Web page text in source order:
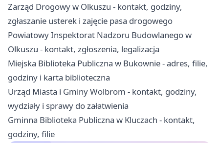
Zarząd Drogowy w Olkuszu - kontakt, godziny,
zgłaszanie usterek i zajęcie pasa drogowego
Powiatowy Inspektorat Nadzoru Budowlanego w
Olkuszu - kontakt, zgłoszenia, legalizacja
Miejska Biblioteka Publiczna w Bukownie - adres, filie,
godziny i karta biblioteczna
Urząd Miasta i Gminy Wolbrom - kontakt, godziny,
wydziały i sprawy do załatwienia
Gminna Biblioteka Publiczna w Kluczach - kontakt,
godziny, filie